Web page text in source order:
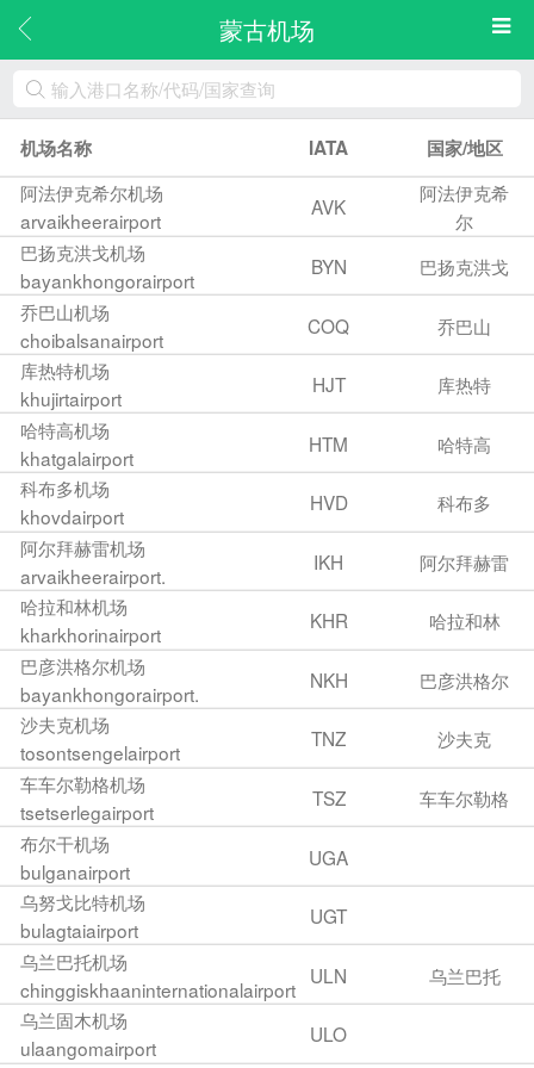
蒙古机场
机场名称 IATA
国家/地区
阿法伊克希尔机场
arvaikheerairport
AVK
阿法伊克希
尔
巴扬克洪戈机场
bayankhongorairport
BYN
巴扬克洪戈
乔巴山机场
choibalsanairport
COQ
乔巴山
库热特机场
khujirtairport
HJT
库热特
哈特高机场
khatgalairport
HTM
哈特高
科布多机场
khovdairport
HVD
科布多
阿尔拜赫雷机场
arvaikheerairport.
IKH
阿尔拜赫雷
哈拉和林机场
kharkhorinairport
KHR
哈拉和林
巴彦洪格尔机场
bayankhongorairport.
NKH
巴彦洪格尔
沙夫克机场
tosontsengelairport
TNZ
沙夫克
车车尔勒格机场
tsetserlegairport
TSZ
车车尔勒格
布尔干机场
bulganairport
UGA
乌努戈比特机场
bulagtaiairport
UGT
乌兰巴托机场
chinggiskhaaninternationalairport
ULN
乌兰巴托
乌兰固木机场
ulaangomairport
ULO